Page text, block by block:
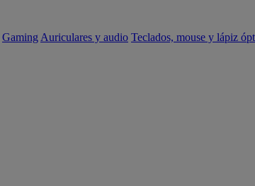
Gaming Auriculares y audio Teclados, mouse y lápiz